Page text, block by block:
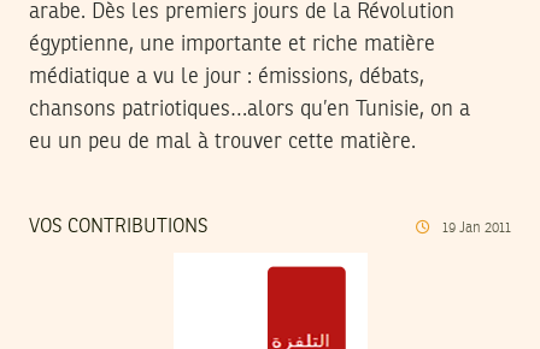
arabe. Dès les premiers jours de la Révolution
égyptienne, une importante et riche matière
médiatique a vu le jour : émissions, débats,
chansons patriotiques…alors qu’en Tunisie, on a
eu un peu de mal à trouver cette matière.
VOS CONTRIBUTIONS 19 Jan 2011